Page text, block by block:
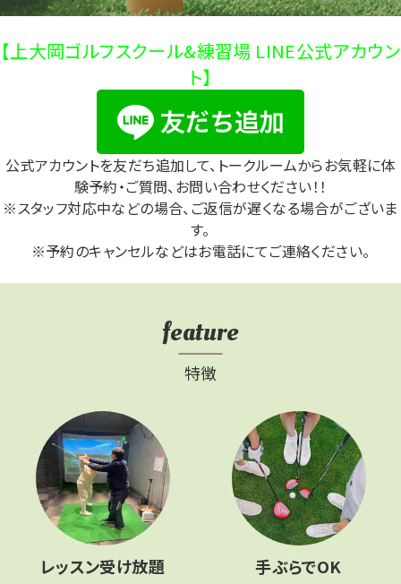
【上大岡ゴルフスクール&練習場 LINE公式アカウン
ト】
公式アカウントを友だち追加して、トークルームからお気軽に体
験予約・ご質問、お問い合わせください！！
※スタッフ対応中などの場合、ご返信が遅くなる場合がございま
す。
※予約のキャンセルなどはお電話にてご連絡ください。
feature
特徴
レッスン受け放題 手ぶらでOK